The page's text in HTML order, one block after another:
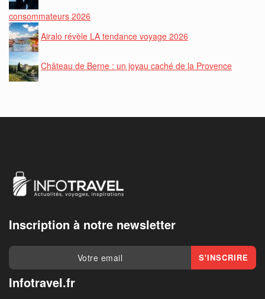
consommateurs 2026
Airalo révèle LA tendance voyage 2026
Château de Berne : un joyau caché de la Provence
Inscription à notre newsletter
Infotravel.fr